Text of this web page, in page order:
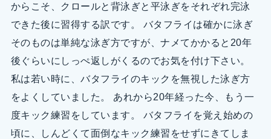
からこそ、クロールと背泳ぎと平泳ぎをそれぞれ完泳
できた後に習得する訳です。 バタフライは確かに泳ぎ
そのものは単純な泳ぎ方ですが、ナメてかかると20年
後ぐらいにしっぺ返しがくるのでお気を付け下さい。
私は若い時に、バタフライのキックを無視した泳ぎ方
をよくしていました。 あれから20年経った今、もう一
度キック練習をしています。 バタフライを覚え始めの
頃に、しんどくて面倒なキック練習をせずにきてしま